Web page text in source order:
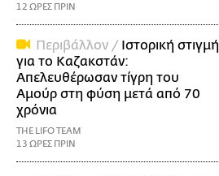
12 ΩΡΕΣ ΠΡΙΝ
Περιβάλλον / Ιστορική στιγμή
για το Καζακστάν:
Απελευθέρωσαν τίγρη του
Αμούρ στη φύση μετά από 70
χρόνια
THE LIFO TEAM
13 ΩΡΕΣ ΠΡΙΝ